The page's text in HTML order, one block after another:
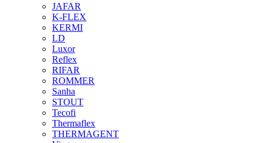
JAFAR
K-FLEX
KERMI
LD
Luxor
Reflex
RIFAR
ROMMER
Sanha
STOUT
Tecofi
Thermaflex
THERMAGENT